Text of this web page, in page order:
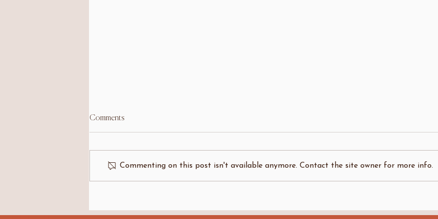
Comments
Commenting on this post isn't available anymore. Contact the site owner for more info.